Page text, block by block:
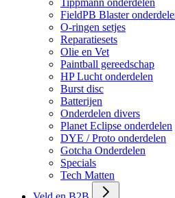
Bekijk alles
Tippmann onderdelen
FieldPB Blaster onderdelen
O-ringen setjes
Reparatiesets
Olie en Vet
Paintball gereedschap
HP Lucht onderdelen
Burst disc
Batterijen
Onderdelen divers
Planet Eclipse onderdelen
DYE / Proto onderdelen
Gotcha Onderdelen
Specials
Tech Matten